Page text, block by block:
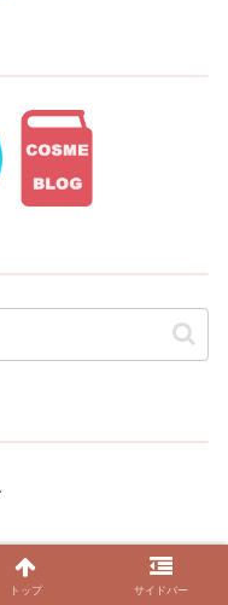
ング
トップ サイドバー